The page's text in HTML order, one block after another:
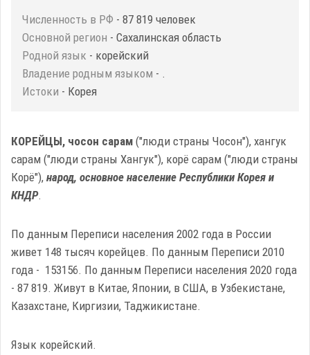
Численность в РФ - 87 819 человек
Основной регион - Сахалинская область
Родной язык - корейский
Владение родным языком - .
Истоки - Корея
КОРЕЙЦЫ, чосон сарам ("люди страны Чосон"), хангук
сарам ("люди страны Хангук"), корё сарам ("люди страны
Корё"), народ, основное население Республики Корея и
КНДР.
По данным Переписи населения 2002 года в России
живет 148 тысяч корейцев. По данным Переписи 2010
года - 153156. По данным Переписи населения 2020 года
- 87 819. Живут в Китае, Японии, в США, в Узбекистане,
Казахстане, Киргизии, Таджикистане.
Язык корейский.